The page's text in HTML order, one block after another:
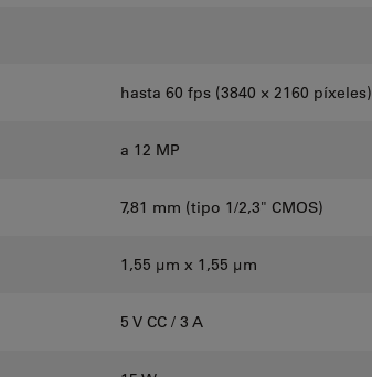
hasta 60 fps (3840 × 2160 píxeles)
a 12 MP
7,81 mm (tipo 1/2,3" CMOS)
1,55 μm x 1,55 μm
5 V CC / 3 A